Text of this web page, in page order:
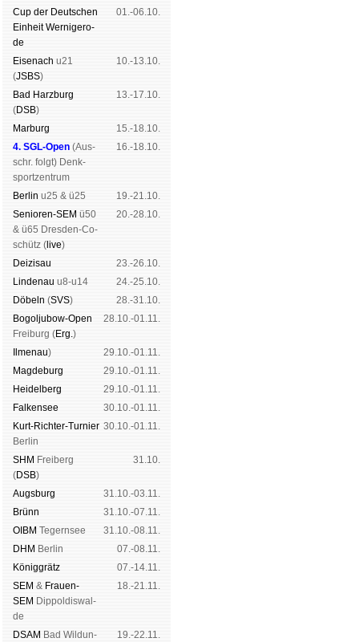
Cup der Deut­schen
Ein­heit Wer­ni­ge­ro­
de
01.-06.10.
Eise­nach u21
(JSBS)
10.-13.10.
Bad Harz­burg
(DSB)
13.-17.10.
Mar­burg
15.-18.10.
4. SGL-Open (Aus­
schr. folgt) Denk­
sport­zen­trum
16.-18.10.
Ber­lin u25 & ü25
19.-21.10.
Senioren-SEM ü50
& ü65 Dres­den-Co­
schütz ( live)
20.-28.10.
Dei­zi­sau
23.-26.10.
Lin­de­nau u8-u14
24.-25.10.
Dö­beln (SVS)
28.-31.10.
Bogoljubow-Open
Frei­burg (Erg.)
28.10.-01.11.
Il­me­nau)
29.10.-01.11.
Mag­de­burg
29.10.-01.11.
Hei­del­berg
29.10.-01.11.
Fal­ken­see
30.10.-01.11.
Kurt-Rich­ter-Tur­nier
Ber­lin
30.10.-01.11.
SHM Frei­berg
(DSB)
31.10.
Augs­burg
31.10.-03.11.
Brünn
31.10.-07.11.
OIBM Tegern­see
31.10.-08.11.
DHM Ber­lin
07.-08.11.
König­grätz
07.-14.11.
SEM & Frauen-
SEM Dip­pol­dis­wal­
de
18.-21.11.
DSAM Bad Wil­dun­
19.-22.11.